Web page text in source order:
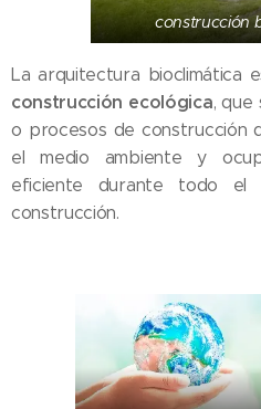
construcción
La arquitectura bioclimática
construcción ecológica, que
o procesos de construcción
el medio ambiente y
eficiente durante todo
construcción.